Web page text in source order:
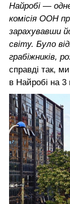
Найробі —
комісія ООН
зарахувавши
світу. Було
грабіжників,
справді так,
в Найробі на 3